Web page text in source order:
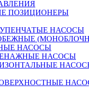
ПОЗИЦИОНЕРЫ
НАСОСЫ
НАСОСЫ
НАСОСЫ
193968.00
аммиак,